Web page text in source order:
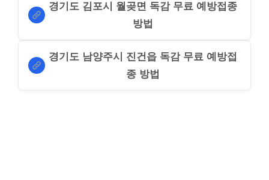
경기도 김포시 월곶면 독감 무료 예방접종
방법
경기도 남양주시 진건읍 독감 무료 예방접
종 방법